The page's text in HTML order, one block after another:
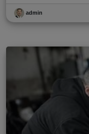
admin